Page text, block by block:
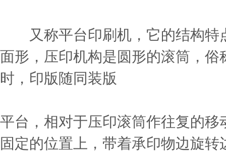
又称平台印刷机，它的结构特
面形，压印机构是圆形的滚筒，俗
时，印版随同装版
平台，相对于压印滚筒作往复的移
固定的位置上，带着承印物边旋转